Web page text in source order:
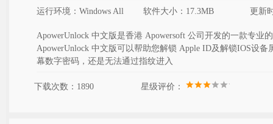
运行环境：Windows All 软件大小：17.3MB 更新
ApowerUnlock 中文版是香港 Apowersoft 公司开发的一款专业
ApowerUnlock 中文版可以帮助您解锁 Apple ID及解锁IOS设
幕数字密码，还是无法通过指纹进入
下载次数：1890 星级评价：